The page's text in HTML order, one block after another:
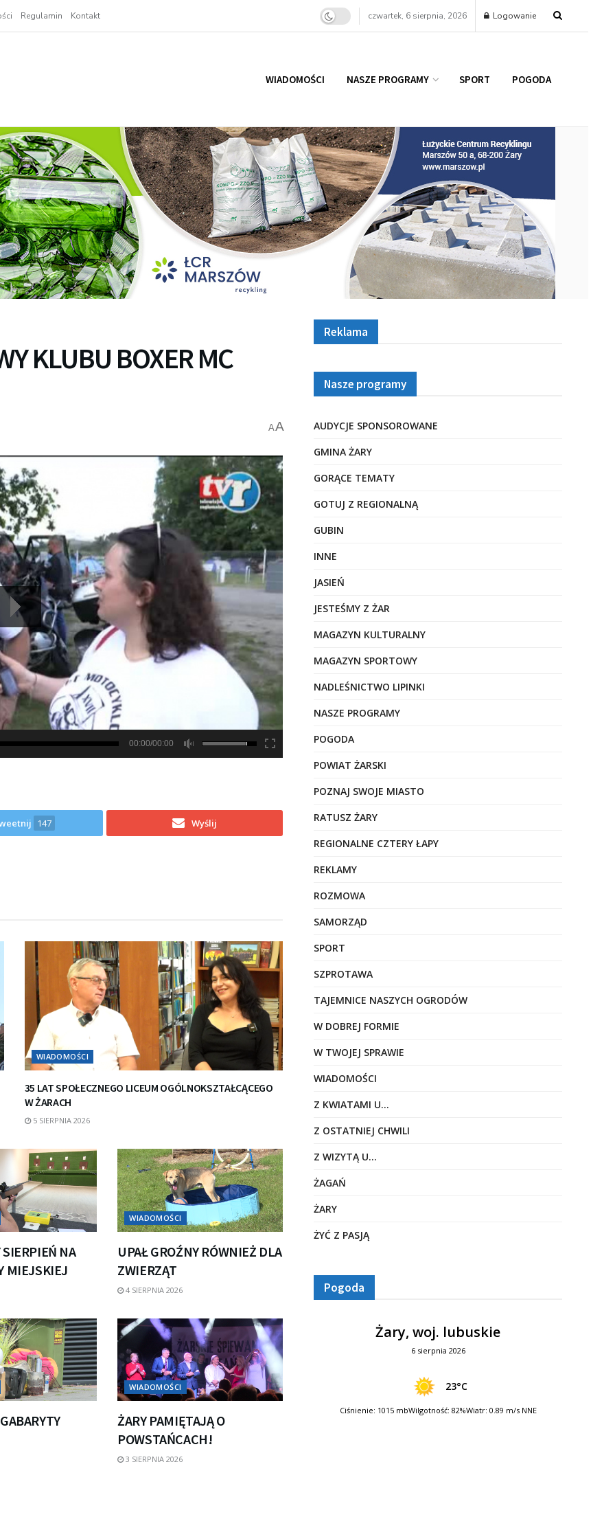
Regulamin Kontakt czwartek, 6 sierpnia, 2026 Logowanie
WIADOMOŚCI NASZE PROGRAMY SPORT POGODA
KLUBU BOXER MC
AA
00:00/00:00
147 Wyślij
WIADOMOŚCI
35 LAT SPOŁECZNEGO LICEUM OGÓLNOKSZTAŁCĄCEGO
W ŻARACH
5 SIERPNIA 2026
SIERPIEŃ NA
MIEJSKIEJ
WIADOMOŚCI
UPAŁ GROŹNY RÓWNIEŻ DLA
ZWIERZĄT
4 SIERPNIA 2026
WIADOMOŚCI
ŻARY PAMIĘTAJĄ O
POWSTAŃCACH!
3 SIERPNIA 2026
Reklama
Nasze programy
AUDYCJE SPONSOROWANE
GMINA ŻARY
GORĄCE TEMATY
GOTUJ Z REGIONALNĄ
GUBIN
INNE
JASIEŃ
JESTEŚMY Z ŻAR
MAGAZYN KULTURALNY
MAGAZYN SPORTOWY
NADLEŚNICTWO LIPINKI
NASZE PROGRAMY
POGODA
POWIAT ŻARSKI
POZNAJ SWOJE MIASTO
RATUSZ ŻARY
REGIONALNE CZTERY ŁAPY
REKLAMY
ROZMOWA
SAMORZĄD
SPORT
SZPROTAWA
TAJEMNICE NASZYCH OGRODÓW
W DOBREJ FORMIE
W TWOJEJ SPRAWIE
WIADOMOŚCI
Z KWIATAMI U…
Z OSTATNIEJ CHWILI
Z WIZYTĄ U…
ŻAGAŃ
ŻARY
ŻYĆ Z PASJĄ
Pogoda
Żary, woj. lubuskie
6 sierpnia 2026
23°C
Ciśnienie: 1015 mbWilgotność: 82%Wiatr: 0.89 m/s NNE